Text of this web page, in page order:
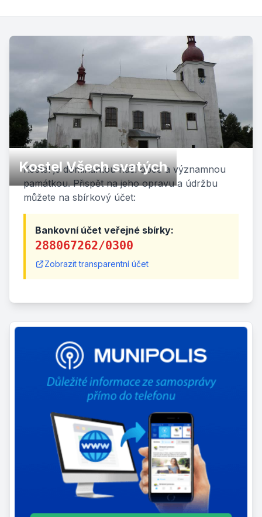
Kostel Všech svatých
Kostel je dominantou naší obce a významnou
památkou. Přispět na jeho opravu a údržbu
můžete na sbírkový účet:
Bankovní účet veřejné sbírky:
288067262/0300
Zobrazit transparentní účet